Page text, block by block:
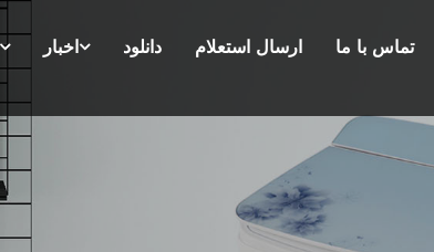
اخبار دانلود ارسال استعلام تماس با ما